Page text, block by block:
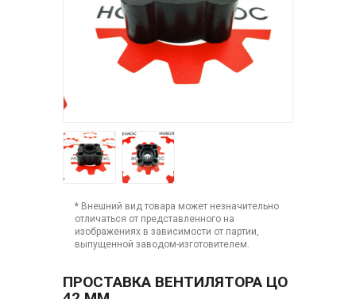
* Внешний вид товара может незначительно
отличаться от представленного на
изображениях в зависимости от партии,
выпущенной заводом-изготовителем.
ПРОСТАВКА ВЕНТИЛЯТОРА ЦО